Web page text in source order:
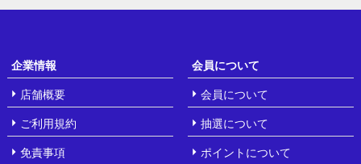
企業情報
店舗概要
ご利用規約
免責事項
会員について
会員について
抽選について
ポイントについて